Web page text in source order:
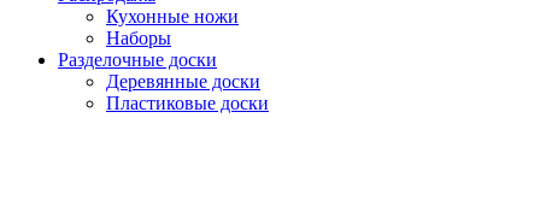
Кухонные ножи
Наборы
Разделочные доски
Деревянные доски
Пластиковые доски